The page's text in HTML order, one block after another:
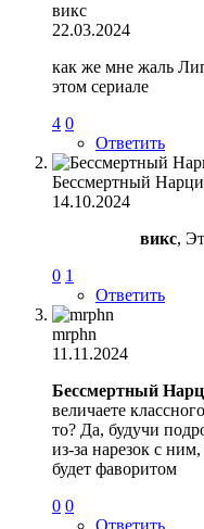
викс
22.03.2024
как же мне жаль
этом сериале
4 0
Ответить
Бессмертный
14.10.2024
викс,
0 1
Ответить
mrphn
11.11.2024
Бессмертный
величаете
то? Да, будучи
из-за нарезок с
будет фаворитом
0 0